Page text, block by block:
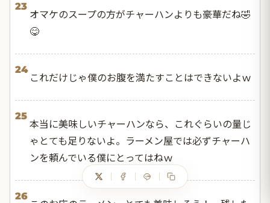
23
オマケのスープの方がチャーハンよりも豪華だね🤣
😋
24
これだけじゃ僕のお腹を満たすことはできないよｗ
25
本当に美味しいチャーハンなら、これぐらいの量じ
ゃとても足りないよ。ラーメン屋では必ずチャーハ
ンを頼んでいる僕にとってはねｗ
26